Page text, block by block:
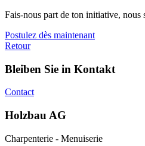
Fais-nous part de ton initiative,
Postulez dès maintenant
Retour
Bleiben Sie in Kontakt
Contact
Holzbau AG
Charpenterie - Menuiserie